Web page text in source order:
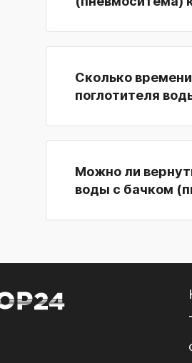
Сколько
поглотителя
Можно ли
воды с бачком